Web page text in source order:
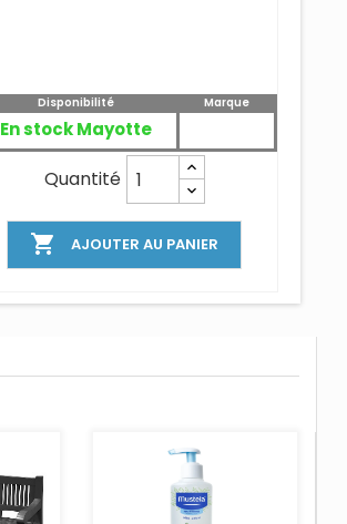
Disponibilité
En stock Mayotte
Marque
Quantité
 AJOUTER AU PANIER